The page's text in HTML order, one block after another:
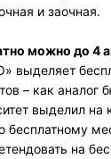
и заочная.
можно до 4
выделяет
– как
выделил на
бесплатному
на